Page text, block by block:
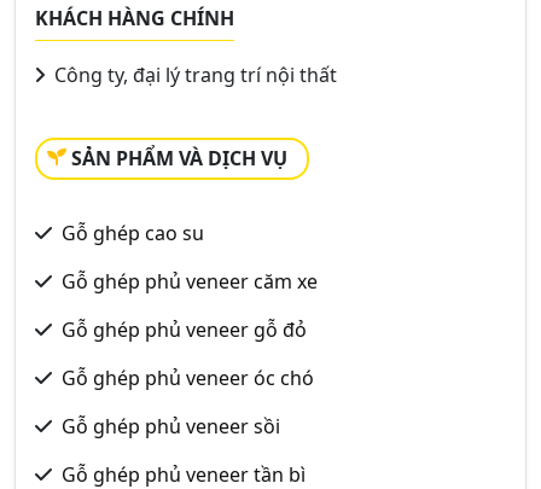
KHÁCH HÀNG CHÍNH
Công ty, đại lý trang trí nội thất
SẢN PHẨM VÀ DỊCH VỤ
Gỗ ghép cao su
Gỗ ghép phủ veneer căm xe
Gỗ ghép phủ veneer gỗ đỏ
Gỗ ghép phủ veneer óc chó
Gỗ ghép phủ veneer sồi
Gỗ ghép phủ veneer tần bì